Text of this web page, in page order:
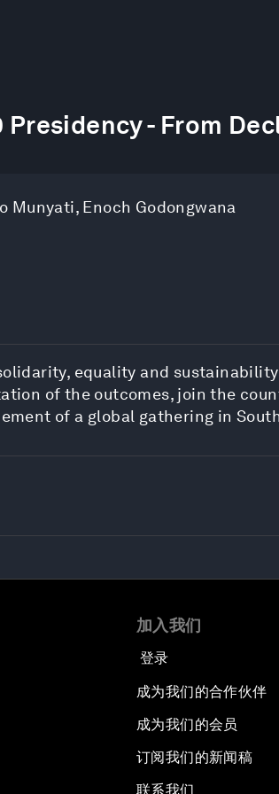
Presidency - From
Munyati, Enoch Godongwana
equality and
of the outcomes, join the
of a global gathering in
加入我们
登录
成为我们的合作伙伴
成为我们的会员
订阅我们的新闻稿
联系我们